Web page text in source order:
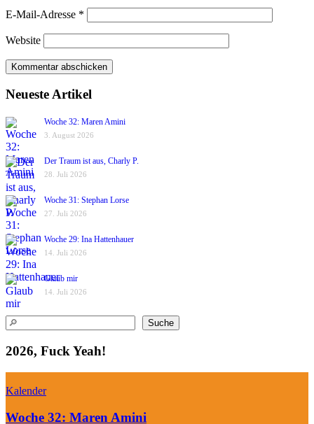
E-Mail-Adresse *
Website
Neueste Artikel
Woche 32: Maren Amini
3. August 2026
Der Traum ist aus, Charly P.
28. Juli 2026
Woche 31: Stephan Lorse
27. Juli 2026
Woche 29: Ina Hattenhauer
14. Juli 2026
Glaub mir
14. Juli 2026
Suchen Suche
2026, Fuck Yeah!
Kalender
Woche 32: Maren Amini